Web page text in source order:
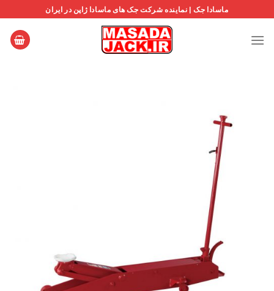
to
content
ماسادا جک | نماینده شرکت جک های ماسادا ژاپن در ایران